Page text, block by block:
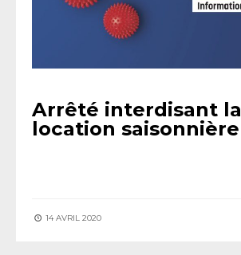
Arrêté interdisant la
location saisonnière
14 AVRIL 2020